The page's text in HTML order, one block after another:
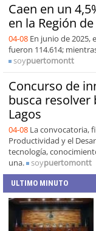
Caen en un
en la Región
04-08 En junio de
fueron 114.614;
soypuertomontt
Concurso de
busca resolver
Lagos
04-08 La convocatoria,
Productividad y el
tecnología,
una.
soypuertomontt
ULTIMO MINUTO